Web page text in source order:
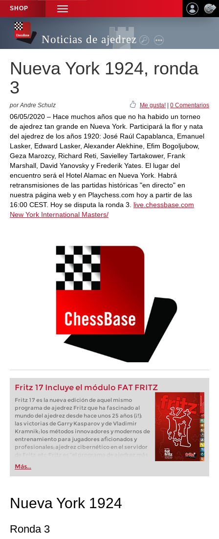
SHOP
TOGGLE
NAVIGATION
Noticias de ajedrez
Nueva York 1924, ronda
3
por Andre Schulz Me gusta! 0 Comentarios
06/05/2020 – Hace muchos años que no ha habido un torneo
de ajedrez tan grande en Nueva York. Participará la flor y nata
del ajedrez de los años 1920: José Raúl Capablanca, Emanuel
Lasker, Edward Lasker, Alexander Alekhine, Efim Bogoljubow,
Geza Marozcy, Richard Reti, Savielley Tartakower, Frank
Marshall, David Yanovsky y Frederik Yates. El lugar del
encuentro será el Hotel Alamac en Nueva York. Habrá
retransmisiones de las partidas históricas "en directo" en
nuestra página web y en Playchess.com hoy a partir de las
16:00 CEST. Hoy se disputa la ronda 3. live.chessbase.com
New York International Masters/
Fritz 17 Incluye el módulo FAT FRITZ
Fritz 17 es la nueva edición de aquel mismo
programa de ajedrez Fritz que ha fascinado al
mundo del ajedrez desde hace unos 25 años (¡!):
las victorias de Garry Kasparov y de Vladimir
Kramnik; los métodos innovadores y modernos de
entrenamiento para jugadores aficionados y
profesionales; ajedrez cibernético en el servidor
popular de Alemania” (Der Spiegel) y ofrece todo
lo que necesita el ajedrecista. La novedad más
espectacular: Fritz 17 incluye el módulo basado
Más...
Nueva York 1924
Ronda 3